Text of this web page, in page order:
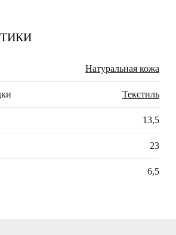
Натуральная кожа
Текстиль
13,5
23
6,5